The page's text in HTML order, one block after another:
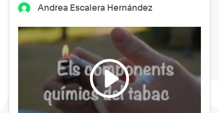
Andrea Escalera Hernández